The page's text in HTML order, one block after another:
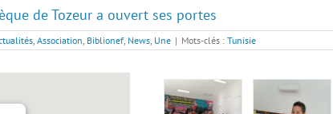
de Tozeur a ouvert ses portes
, Association, Biblionef, News, Une | Mots-clés : Tunisie